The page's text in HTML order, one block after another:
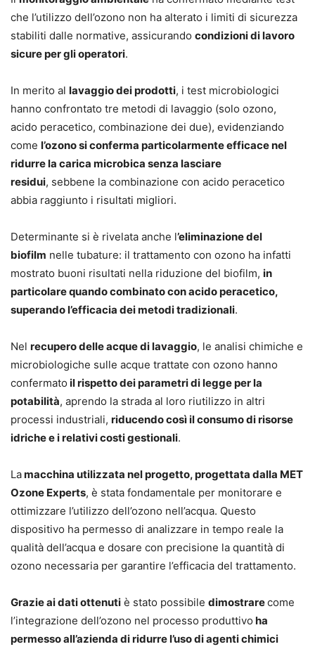
che l’utilizzo dell’ozono non ha alterato i limiti di sicurezza
stabiliti dalle normative, assicurando condizioni di lavoro
sicure per gli operatori.
In merito al lavaggio dei prodotti, i test microbiologici
hanno confrontato tre metodi di lavaggio (solo ozono,
acido peracetico, combinazione dei due), evidenziando
come l’ozono si conferma particolarmente efficace nel
ridurre la carica microbica senza lasciare
residui, sebbene la combinazione con acido peracetico
abbia raggiunto i risultati migliori.
Determinante si è rivelata anche l’eliminazione del
biofilm nelle tubature: il trattamento con ozono ha infatti
mostrato buoni risultati nella riduzione del biofilm, in
particolare quando combinato con acido peracetico,
superando l’efficacia dei metodi tradizionali.
Nel recupero delle acque di lavaggio, le analisi chimiche e
microbiologiche sulle acque trattate con ozono hanno
confermato il rispetto dei parametri di legge per la
potabilità, aprendo la strada al loro riutilizzo in altri
processi industriali, riducendo così il consumo di risorse
idriche e i relativi costi gestionali.
Lamacchina utilizzata nel progetto, progettata dalla MET
Ozone Experts, è stata fondamentale per monitorare e
ottimizzare l’utilizzo dell’ozono nell’acqua. Questo
dispositivo ha permesso di analizzare in tempo reale la
qualità dell’acqua e dosare con precisione la quantità di
ozono necessaria per garantire l’efficacia del trattamento.
Grazie ai dati ottenuti è stato possibile dimostrarecome
l’integrazione dell’ozono nel processo produttivo ha
permesso all’azienda di ridurre l’uso di agenti chimici